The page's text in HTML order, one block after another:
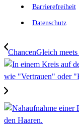
Barrierefreiheit
Datenschutz
ChancenGleich